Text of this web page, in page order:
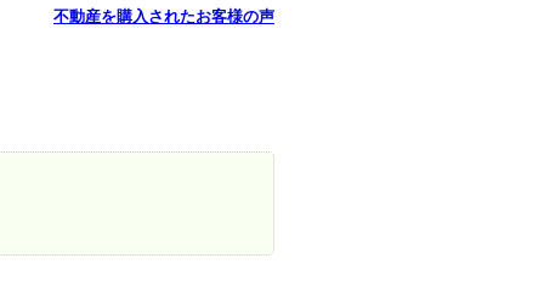
不動産を購入されたお客様の声